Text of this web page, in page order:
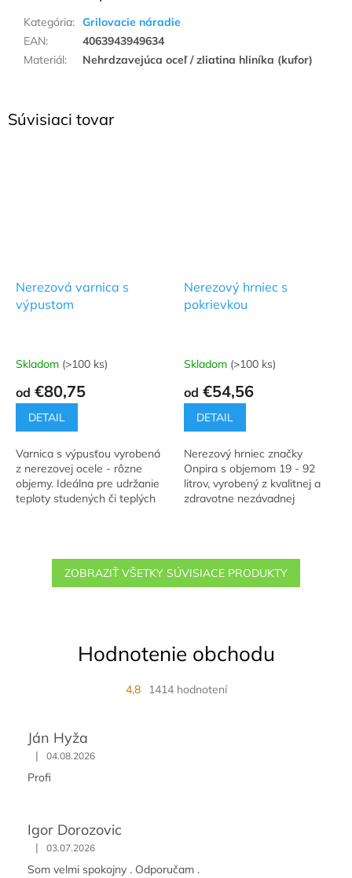
Súvisiaci tovar
Nerezová varnica s
výpustom
Priemerné
produktu
5,0
5
hviezdičiek.
Skladom (>100 ks)
od €80,75
DETAIL
Varnica s výpusťou vyrobená
z nerezovej ocele - rôzne
objemy. Ideálna pre udržanie
teploty studených či teplých
Nerezový hrniec s
pokrievkou
Priemerné
produktu
5,0
5
hviezdičiek.
Skladom (>100 ks)
od €54,56
DETAIL
Nerezový hrniec značky
Onpira s objemom 19 - 92
litrov, vyrobený z kvalitnej a
zdravotne nezávadnej
ZOBRAZIŤ VŠETKY SÚVISIACE PRODUKTY
Kategória: Grilovacie náradie
EAN:
4063943949634
Materiál: Nehrdzavejúca oceľ / zliatina hliníka (kufor)
Hodnotenie obchodu
4,8 1414 hodnotení
Ján Hyža
| 04.08.2026
Profi
Igor Dorozovic
| 03.07.2026
Som velmi spokojny . Odporučam .